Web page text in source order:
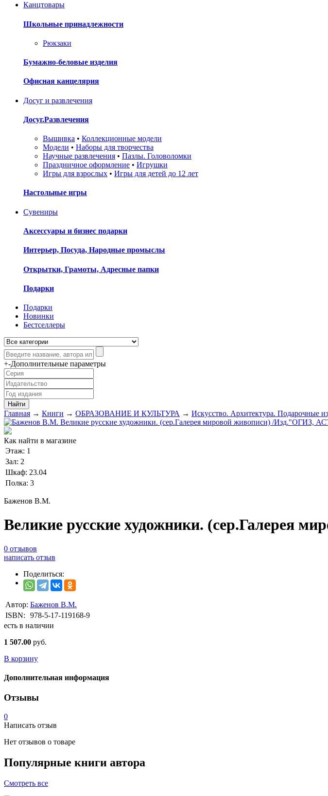
Канцтовары
Школьные принадлежности
Рюкзаки
Бумажно-беловые изделия
Офисная канцелярия
Досуг и развлечения
Досуг.Развлечения
Вышивка • Коллекционные модели
Модели • Наборы для творчества
Научные развлечения • Пазлы. Головоломки
Праздничное оформление • Игрушки
Игры для взрослых • Игры для детей до 12 лет
Настольные игры
Сувениры
Аксессуары и бизнес подарки
Интерьер, Посуда, Народные промыслы
Открытки, Грамоты, Адресные папки
Подарки
Подарки
Новинки
Бестселлеры
+-Дополнительные параметры
Главная → Книги → ОБРАЗОВАНИЕ И КУЛЬТУРА → Искусство. Архитектура. Подарочные
Как найти в магазине
Этаж: 1
Зал: 2
Шкаф: 23.04
Полка: 3
Баженов В.М.
Великие русские художники. (сер.Галерея
0 отзывов
написать отзыв
Поделиться:
Автор: Баженов В.М.
ISBN:
978-5-17-119168-9
есть в наличии
1 507.00 руб.
В корзину
Дополнительная информация
Отзывы
0
Написать отзыв
Нет отзывов о товаре
Популярные книги автора
Смотреть все